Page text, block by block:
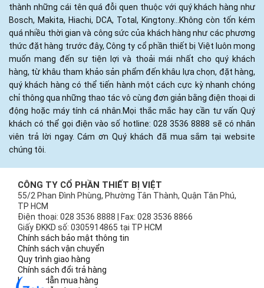
thành những cái tên quá đỗi quen thuộc với quý khách hàng như
Bosch, Makita, Hiachi, DCA, Total, Kingtony...Không còn tốn kém
quá nhiều thời gian và công sức của khách hàng như các phương
thức đặt hàng trước đây, Công ty cổ phần thiết bị Việt luôn mong
muốn mang đến sự tiện lợi và thoải mái nhất cho quý khách
hàng, từ khâu tham khảo sản phẩm đến khâu lựa chọn, đặt hàng,
quý khách hàng có thể tiến hành một cách cực kỳ nhanh chóng
chỉ thông qua những thao tác vô cùng đơn giản bằng điện thoại di
động hoặc máy tính cá nhân.Mọi thắc mắc hay cần tư vấn Quý
khách có thể gọi điện vào số hotline: 028 3536 8888 sẽ có nhân
viên trả lời ngay. Cám ơn Quý khách đã mua sắm tại website
chúng tôi.
CÔNG TY CỔ PHẦN THIẾT BỊ VIỆT
55/2 Phan Đình Phùng, Phường Tân Thành, Quận Tân Phú,
TP HCM
Điện thoại: 028 3536 8888 | Fax: 028 3536 8866
Giấy ĐKKD số: 0305914865 tại TP HCM
Chính sách bảo mật thông tin
Chính sách vận chuyển
Quy trình giao hàng
Chính sách đổi trả hàng
Hướng dẫn mua hàng